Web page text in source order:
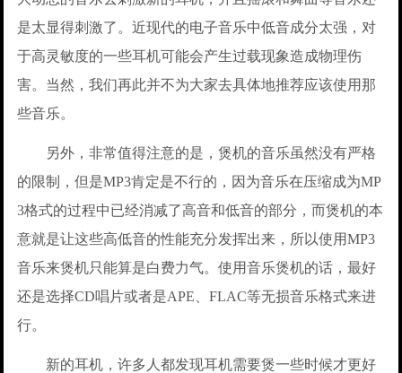
是太显得刺激了。近现代的电子音乐中低音成分太强，对
于高灵敏度的一些耳机可能会产生过载现象造成物理伤
害。当然，我们再此并不为大家去具体地推荐应该使用那
些音乐。
另外，非常值得注意的是，煲机的音乐虽然没有严格
的限制，但是MP3肯定是不行的，因为音乐在压缩成为MP
3格式的过程中已经消减了高音和低音的部分，而煲机的本
意就是让这些高低音的性能充分发挥出来，所以使用MP3
音乐来煲机只能算是白费力气。使用音乐煲机的话，最好
还是选择CD唱片或者是APE、FLAC等无损音乐格式来进
行。
新的耳机，许多人都发现耳机需要煲一些时候才更好